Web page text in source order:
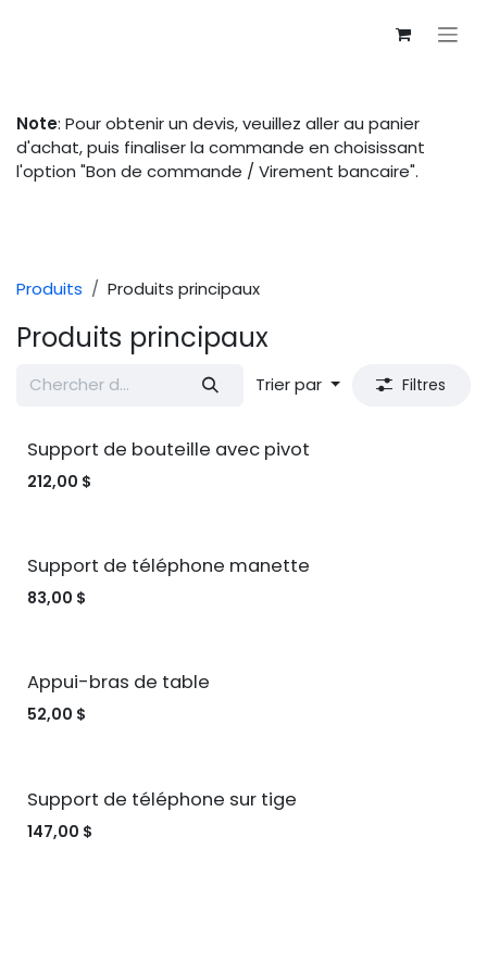
Note: Pour obtenir un devis, veuillez aller au panier
d'achat, puis finaliser la commande en choisissant
l'option "Bon de commande / Virement bancaire".
Produits Produits principaux
Produits principaux
Trier par Filtres
Support de bouteille avec pivot
212,00 $
Support de téléphone manette
83,00 $
Appui-bras de table
52,00 $
Support de téléphone sur tige
147,00 $